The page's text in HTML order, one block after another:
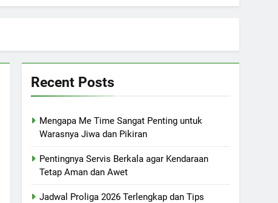
Recent Posts
Mengapa Me Time Sangat Penting untuk
Warasnya Jiwa dan Pikiran
Pentingnya Servis Berkala agar Kendaraan
Tetap Aman dan Awet
Jadwal Proliga 2026 Terlengkap dan Tips